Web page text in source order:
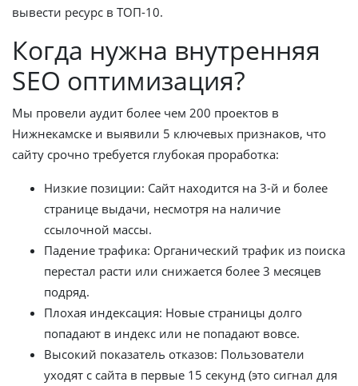
вывести ресурс в ТОП-10.
Когда нужна внутренняя
SEO оптимизация?
Мы провели аудит более чем 200 проектов в
Нижнекамске и выявили 5 ключевых признаков, что
сайту срочно требуется глубокая проработка:
Низкие позиции: Сайт находится на 3-й и более
странице выдачи, несмотря на наличие
ссылочной массы.
Падение трафика: Органический трафик из поиска
перестал расти или снижается более 3 месяцев
подряд.
Плохая индексация: Новые страницы долго
попадают в индекс или не попадают вовсе.
Высокий показатель отказов: Пользователи
уходят с сайта в первые 15 секунд (это сигнал для